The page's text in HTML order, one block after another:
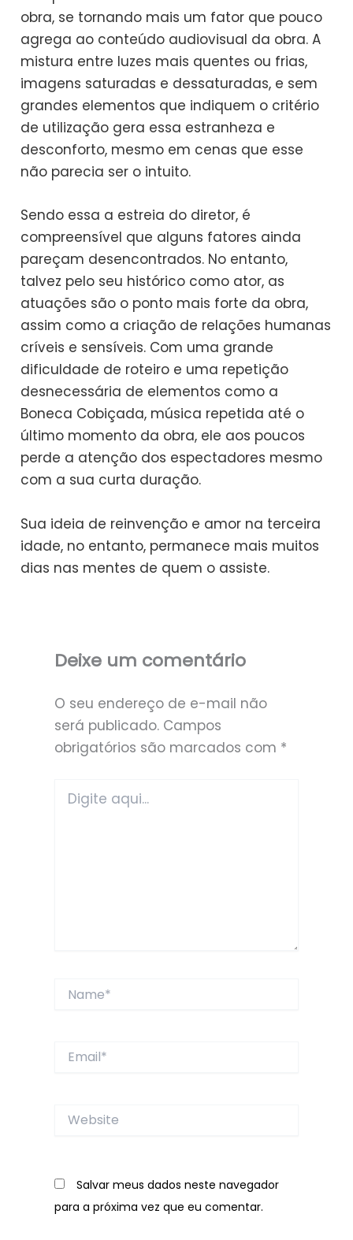
obra, se tornando mais um fator que pouco
agrega ao conteúdo audiovisual da obra. A
mistura entre luzes mais quentes ou frias,
imagens saturadas e dessaturadas, e sem
grandes elementos que indiquem o critério
de utilização gera essa estranheza e
desconforto, mesmo em cenas que esse
não parecia ser o intuito.
Sendo essa a estreia do diretor, é
compreensível que alguns fatores ainda
pareçam desencontrados. No entanto,
talvez pelo seu histórico como ator, as
atuações são o ponto mais forte da obra,
assim como a criação de relações humanas
críveis e sensíveis. Com uma grande
dificuldade de roteiro e uma repetição
desnecessária de elementos como a
Boneca Cobiçada, música repetida até o
último momento da obra, ele aos poucos
perde a atenção dos espectadores mesmo
com a sua curta duração.
Sua ideia de reinvenção e amor na terceira
idade, no entanto, permanece mais muitos
dias nas mentes de quem o assiste.
Deixe um comentário
O seu endereço de e-mail não
será publicado. Campos
obrigatórios são marcados com *
aqui...
Website
Salvar meus dados neste navegador
para a próxima vez que eu comentar.